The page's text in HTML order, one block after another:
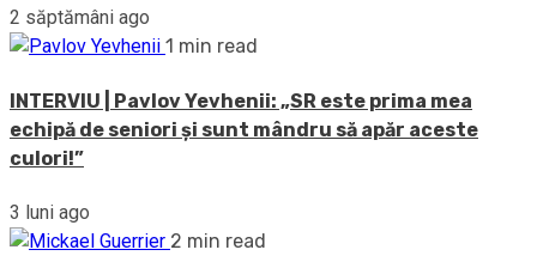
2 săptămâni ago
1 min read
INTERVIU | Pavlov Yevhenii: „SR este prima mea
echipă de seniori și sunt mândru să apăr aceste
culori!”
3 luni ago
2 min read